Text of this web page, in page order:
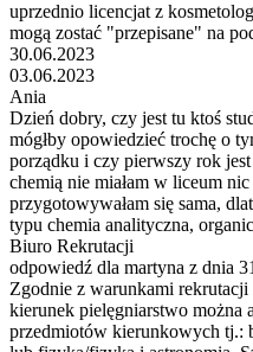
uprzednio licencjat z
mogą zostać "przepisane" na
30.06.2023
03.06.2023
Ania
Dzień dobry, czy jest tu ktoś
mógłby opowiedzieć trochę o
porządku i czy pierwszy rok
chemią nie miałam w liceum
przygotowywałam się sama,
typu chemia analityczna,
Biuro Rekrutacji
odpowiedź dla martyna z dnia
Zgodnie z warunkami
kierunek pielęgniarstwo
przedmiotów kierunkowych tj.: